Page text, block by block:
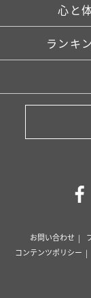
心と
ランキ
お問い合わせ
コンテンツポリシー